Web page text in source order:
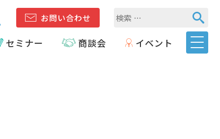
お問い合わせ
セミナー 商談会 イベント